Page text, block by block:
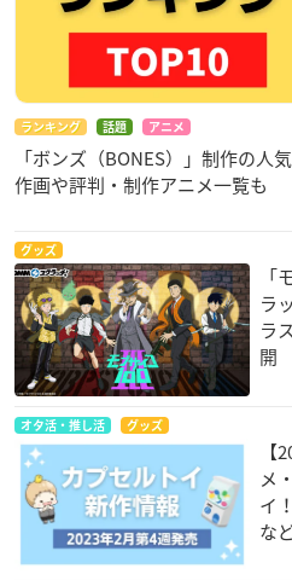
ランキング 話題 アニメ
「ボンズ（BONES）」制作の人
作画や評判・制作アニメ一覧も
グッズ
ラ
ラ
開
オタ活・推し活 グッズ
メ
イ
な